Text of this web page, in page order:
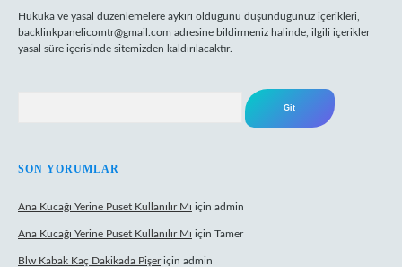
Hukuka ve yasal düzenlemelere aykırı olduğunu düşündüğünüz içerikleri,
backlinkpanelicomtr@gmail.com adresine bildirmeniz halinde, ilgili içerikler
yasal süre içerisinde sitemizden kaldırılacaktır.
SON YORUMLAR
Ana Kucağı Yerine Puset Kullanılır Mı için admin
Ana Kucağı Yerine Puset Kullanılır Mı için Tamer
Blw Kabak Kaç Dakikada Pişeriçin admin